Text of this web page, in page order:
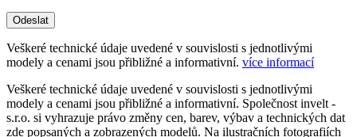
Odeslat
Veškeré technické údaje uvedené v souvislosti s jednotlivými
modely a cenami jsou přibližné a informativní. více informací
Veškeré technické údaje uvedené v souvislosti s jednotlivými
modely a cenami jsou přibližné a informativní. Společnost invelt -
s.r.o. si vyhrazuje právo změny cen, barev, výbav a technických dat
zde popsaných a zobrazených modelů. Na ilustračních fotografiích